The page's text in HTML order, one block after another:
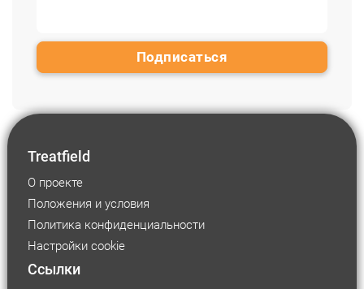
Treatfield
О проекте
Положения и условия
Политика конфиденциальности
Настройки cookie
Ссылки